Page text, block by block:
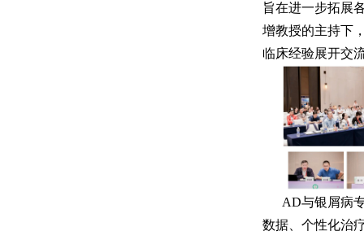
旨在进一步拓展
增教授的主持下
临床经验展开交
AD与银屑病
数据、个性化治